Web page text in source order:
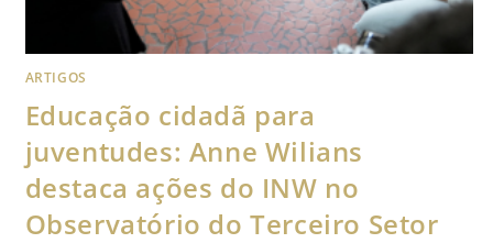
ARTIGOS
Educação cidadã para
juventudes: Anne Wilians
destaca ações do INW no
Observatório do Terceiro Setor